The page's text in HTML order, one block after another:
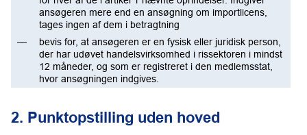
ansøgeren mere end en ansøgning om importlicens,
tages ingen af dem i betragtning
bevis for, at ansøgeren er en fysisk eller juridisk person,
der har udøvet handelsvirksomhed i rissektoren i mindst
12 måneder, og som er registreret i den medlemsstat,
hvor ansøgningen indgives.
2. Punktopstilling uden hoved